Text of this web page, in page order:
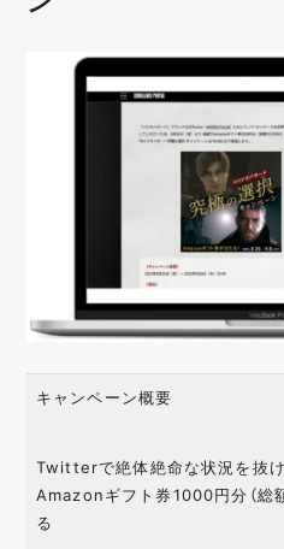
キャンペーン概要
Twitterで絶体絶命な状況を抜
Amazonギフト券1000円分（総
る